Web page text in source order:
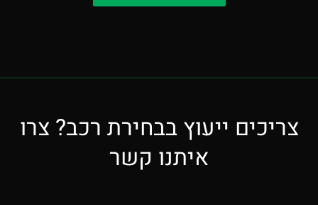
צריכים ייעוץ בבחירת רכב? צרו
איתנו קשר